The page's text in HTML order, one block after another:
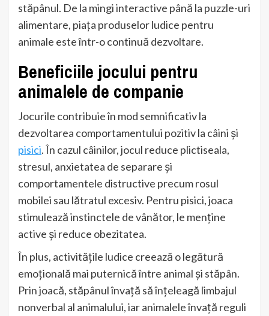
stăpânul. De la mingi interactive până la puzzle-uri
alimentare, piața produselor ludice pentru
animale este într-o continuă dezvoltare.
Beneficiile jocului pentru
animalele de companie
Jocurile contribuie în mod semnificativ la
dezvoltarea comportamentului pozitiv la câini și
pisici. În cazul câinilor, jocul reduce plictiseala,
stresul, anxietatea de separare și
comportamentele distructive precum rosul
mobilei sau lătratul excesiv. Pentru pisici, joaca
stimulează instinctele de vânător, le menține
active și reduce obezitatea.
În plus, activitățile ludice creează o legătură
emoțională mai puternică între animal și stăpân.
Prin joacă, stăpânul învață să înțeleagă limbajul
nonverbal al animalului, iar animalele învață reguli